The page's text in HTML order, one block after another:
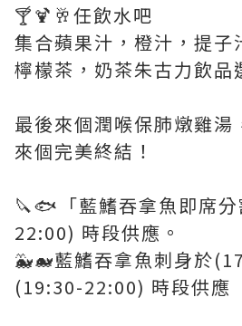
🍸🍹🥂任飲水吧
集合蘋果汁，橙汁，提子
檸檬茶，奶茶朱古力飲品
最後來個潤喉保肺燉雞湯
來個完美終結！
🔪🐟「藍鰭吞拿魚即席
22:00) 時段供應。
🐳🐋藍鰭吞拿魚刺身於
(19:30-22:00) 時段供應